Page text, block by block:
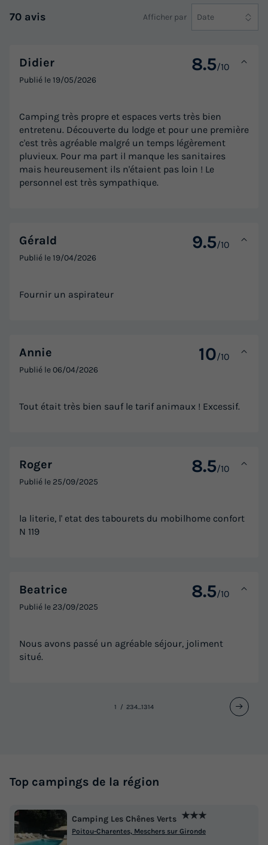
chambres
Annulation gratuite
38m² 6
MOBILHOME 6 personnes - PREMIUM 3 chambres
Modifier les dates
70 avis Afficher par Date
Didier 8.5/10
Publié le19/05/2026
Camping très propre et espaces verts très bien
entretenu. Découverte du lodge et pour une première
c'est très agréable malgré un temps légèrement
pluvieux. Pour ma part il manque les sanitaires
mais heureusement ils n'étaient pas loin ! Le
personnel est très sympathique.
Gérald 9.5/10
Publié le19/04/2026
Fournir un aspirateur
Annie 10/10
Publié le06/04/2026
Tout était très bien sauf le tarif animaux ! Excessif.
Roger 8.5/10
Publié le 25/09/2025
la literie, l' etat des tabourets du mobilhome confort
N 119
Beatrice 8.5/10
Publié le 23/09/2025
Nous avons passé un agréable séjour, joliment
situé.
1 234...1314
Top campings de la région
Camping Les Chênes Verts ★★★
Poitou-Charentes, Meschers sur Gironde